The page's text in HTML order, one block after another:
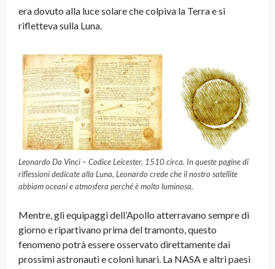
era dovuto alla luce solare che colpiva la Terra e si
rifletteva sulla Luna.
Leonardo Da Vinci – Codice Leicester, 1510 circa. In queste pagine di
riflessioni dedicate alla Luna, Leonardo crede che il nostro satellite
abbiam oceani e atmosfera perché è molto luminosa.
Mentre, gli equipaggi dell’Apollo atterravano sempre di
giorno e ripartivano prima del tramonto, questo
fenomeno potrà essere osservato direttamente dai
prossimi astronauti e coloni lunari. La NASA e altri paesi